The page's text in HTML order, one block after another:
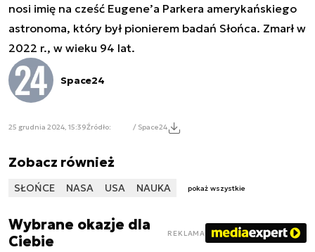
nosi imię na cześć Eugene’a Parkera amerykańskiego
astronoma, który był pionierem badań Słońca. Zmarł w
2022 r., w wieku 94 lat.
Space24
25 grudnia 2024, 15:39Źródło: / Space24
Zobacz również
SŁOŃCE NASA USA NAUKA pokaż wszystkie
Wybrane okazje dla
Ciebie
REKLAMA